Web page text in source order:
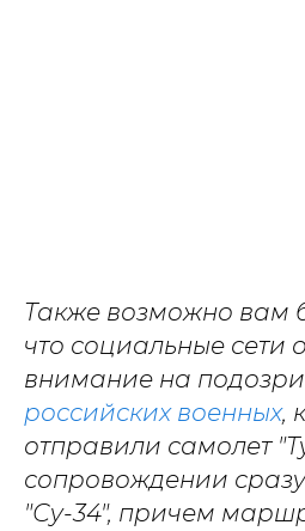
Также возможно вам
что социальные сети
внимание на
российских военных,
отправили самолет
сопровождении
"Су-34", причем